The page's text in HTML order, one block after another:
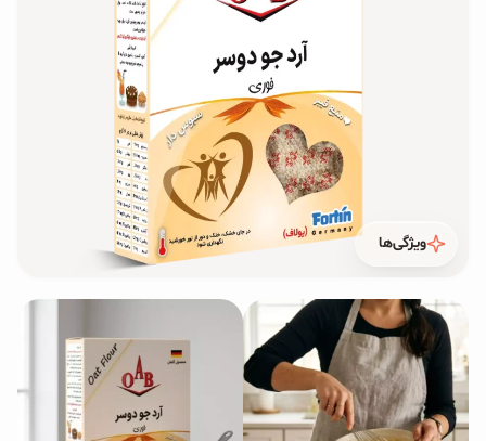
پودر کیک جو دوسر
شیرین کننده های طبیعی
دانه چیا
کینوا
چاشنی‌ها و سرکه‌‌ها
زیتون و روغن زیتون
رایس کیک
ویژگی‌ها